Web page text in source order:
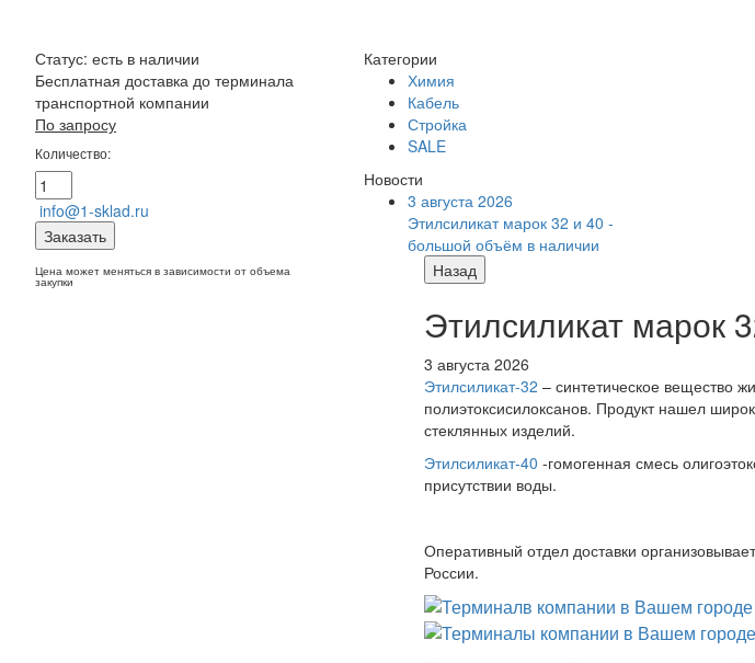
Статус: есть в наличии
Бесплатная доставка до терминала
транспортной компании
По запросу
Количество:
info@1-sklad.ru
Заказать
Цена может меняться в зависимости от объема
закупки
Категории
Химия
Кабель
Стройка
SALE
Новости
3 августа 2026
Этилсиликат марок 32 и 40 -
большой объём в наличии
Назад
Этилсиликат марок
3 августа 2026
Этилсиликат-32 – синтетическое вещество
полиэтоксисилоксанов. Продукт нашел
стеклянных изделий.
Этилсиликат-40 -гомогенная смесь
присутствии воды.
Оперативный отдел доставки
России.